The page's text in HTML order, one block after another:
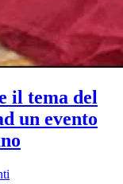
il tema del
un evento